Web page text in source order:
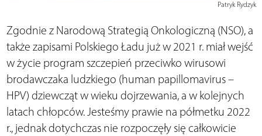
Patryk Rydzyk
Zgodnie z Narodową Strategią Onkologiczną (NSO), a
także zapisami Polskiego Ładu już w 2021 r. miał wejść
w życie program szczepień przeciwko wirusowi
brodawczaka ludzkiego (human papillomavirus –
HPV) dziewcząt w wieku dojrzewania, a w kolejnych
latach chłopców. Jesteśmy prawie na półmetku 2022
r., jednak dotychczas nie rozpoczęły się całkowicie